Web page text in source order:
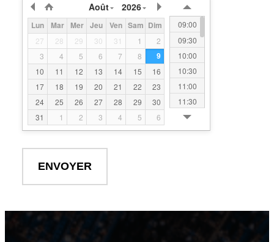
14:30
15:00
15:30
16:00
16:30
17:00
17:30
Août 2026
Lun Mar Mer Jeu Ven Sam Dim
27 28 29 30 31 1
2
3
4 5 6 7 8 9
10 11 12 13 14 15
16
17
18 19 20 21 22
23
24
25 26 27 28 29
30
31
1 2 3 4 5 6
09:00
09:30
10:00
10:30
11:00
11:30
12:00
12:30